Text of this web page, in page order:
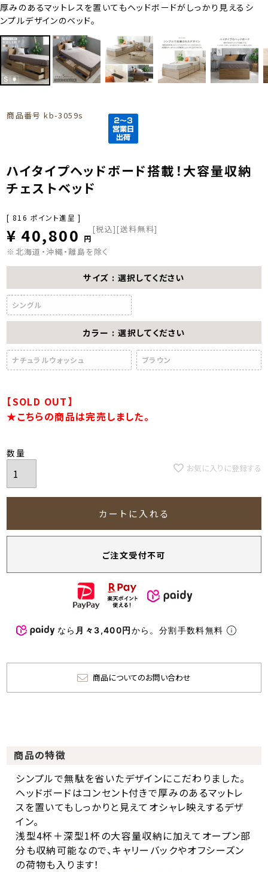
厚みのあるマットレスを置いてもヘッドボードがしっかり見えるシ
ンプルデザインのベッド。
商品番号 kb-3059s
ハイタイプヘッドボード搭載！大容量収納
チェストベッド
[ 816 ポイント進呈 ]
¥ 40,800 税込 [送料無料]
※北海道・沖縄・離島を除く
サイズ 選択してください
シングル
カラー 選択してください
ナチュラルウォッシュ ブラウン
【SOLD OUT】
★こちらの商品は完売しました。
お気に入りに登録する
カートに入れる
ご注文受付不可
なら 月々3,400円から。分割手数料無料
商品についてのお問い合わせ
商品の特徴
シンプルで無駄を省いたデザインにこだわりました。
ヘッドボードはコンセント付きで厚みのあるマットレ
スを置いてもしっかりと見えてオシャレ映えするデザ
イン。
浅型4杯＋深型1杯の大容量収納に加えてオープン部
分も収納可能なので、キャリーバックやオフシーズン
の荷物も入ります！